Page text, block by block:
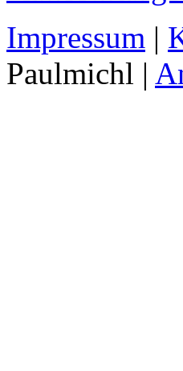
Impressum |
Paulmichl |